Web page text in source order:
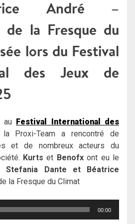
André –
de la Fresque du
lors du Festival
des Jeux de
au Festival International des
Proxi-Team a rencontré de
et de nombreux acteurs du
Kurts et Benofxont eu le
Stefania Dante et Béatrice
la Fresque du Climat
00:00